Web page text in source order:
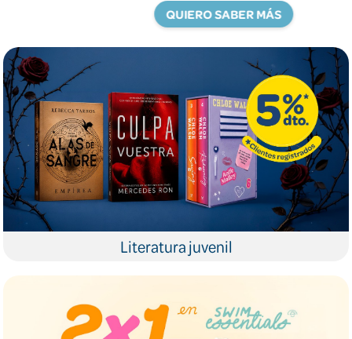
QUIERO SABER MÁS
Literatura juvenil